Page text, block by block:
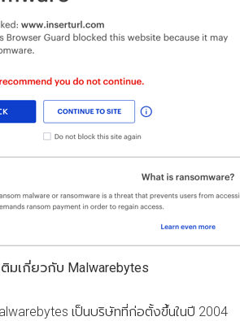
มเกี่ยวกับ Malwarebytes
เป็นบริษัทที่ก่อตั้งขึ้นในปี 2004